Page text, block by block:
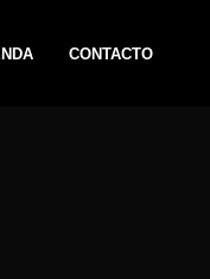
CONTACTO